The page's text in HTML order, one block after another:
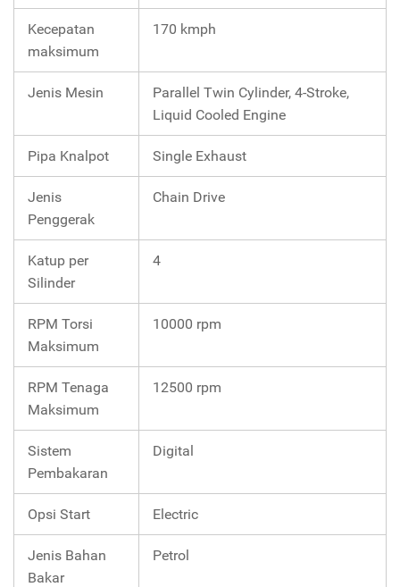
Kecepatan
maksimum
170 kmph
Jenis Mesin
Parallel Twin Cylinder, 4-Stroke,
Liquid Cooled Engine
Pipa Knalpot Single Exhaust
Jenis
Penggerak
Chain Drive
Katup per
Silinder
4
RPM Torsi
Maksimum
10000 rpm
RPM Tenaga
Maksimum
12500 rpm
Sistem
Pembakaran
Digital
Opsi Start Electric
Jenis Bahan
Bakar
Petrol